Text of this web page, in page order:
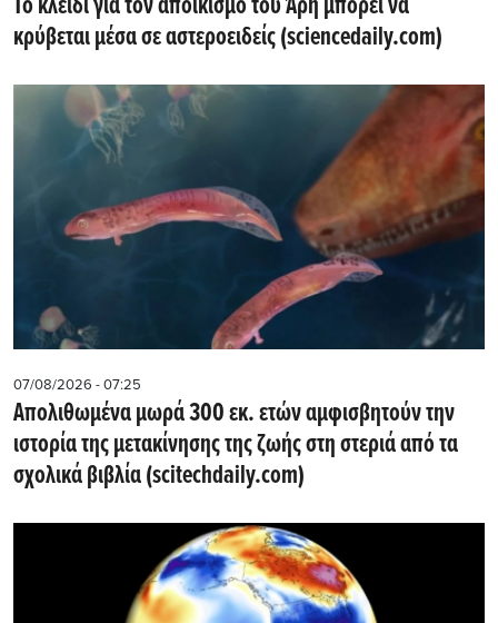
Το κλειδί για τον αποικισμό του Άρη μπορεί να
κρύβεται μέσα σε αστεροειδείς (sciencedaily.com)
07/08/2026 - 07:25
Απολιθωμένα μωρά 300 εκ. ετών αμφισβητούν την
ιστορία της μετακίνησης της ζωής στη στεριά από τα
σχολικά βιβλία (scitechdaily.com)